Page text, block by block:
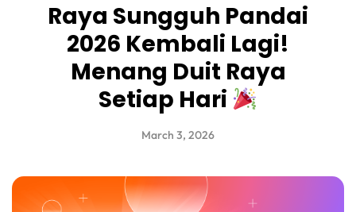
Raya Sungguh Pandai
2026 Kembali Lagi!
Menang Duit Raya
Setiap Hari
March 3, 2026